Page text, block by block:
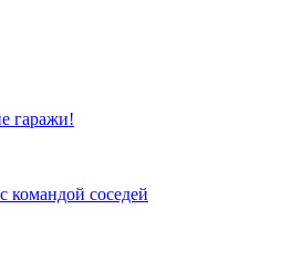
гаражи!
командой соседей